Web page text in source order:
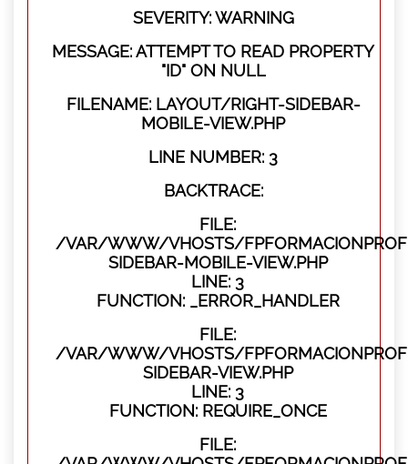
SEVERITY: WARNING
MESSAGE: ATTEMPT TO READ PROPERTY
"ID" ON NULL
FILENAME: LAYOUT/RIGHT-SIDEBAR-
MOBILE-VIEW.PHP
LINE NUMBER: 3
BACKTRACE:
FILE:
/VAR/WWW/VHOSTS/
SIDEBAR-MOBILE-VIEW.PHP
LINE: 3
FUNCTION: _ERROR_HANDLER
FILE:
/VAR/WWW/VHOSTS/
SIDEBAR-VIEW.PHP
LINE: 3
FUNCTION: REQUIRE_ONCE
FILE: